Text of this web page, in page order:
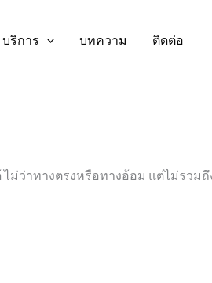
บริการ บทความ ติดต่อ
ว่าทางตรงหรือทางอ้อม แต่ไม่รวมถึ